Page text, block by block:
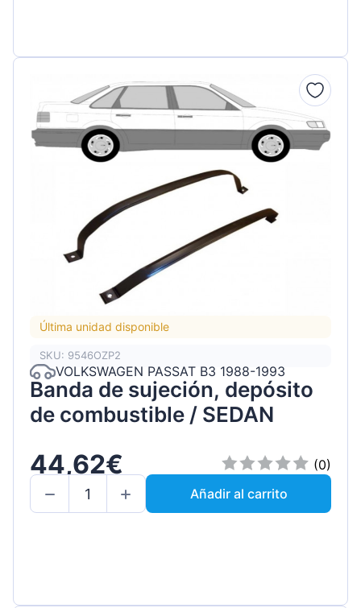
Última unidad disponible
SKU: 9546OZP2
VOLKSWAGEN PASSAT B3 1988-1993
Banda de sujeción, depósito
de combustible / SEDAN
44,62€
(0)
Añadir al carrito